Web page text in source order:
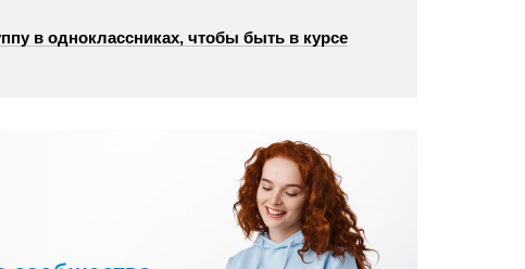
в одноклассниках, чтобы быть в курсе